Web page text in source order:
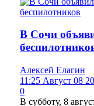
В Сочи
Алексей Елагин
11:25 Август 08
0
В субботу, 8